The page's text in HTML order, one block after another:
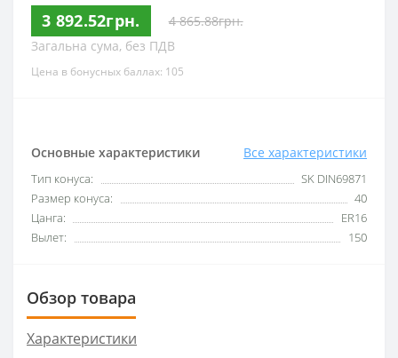
3 892.52грн.
4 865.88грн.
Загальна сума, без ПДВ
Цена в бонусных баллах: 105
Основные характеристики Все характеристики
Тип конуса:
SK DIN69871
Размер конуса:
40
Цанга:
ER16
Вылет:
150
Обзор товара
Характеристики